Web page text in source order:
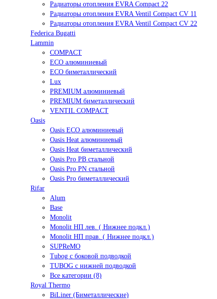
Радиаторы отопления EVRA Compact 22
Радиаторы отопления EVRA Ventil Compact CV 11
Радиаторы отопления EVRA Ventil Compact CV 22
Federica Bugatti
Lammin
COMPACT
ECO алюминиевый
ECO биметаллический
Lux
PREMIUM алюминиевый
PREMIUM биметаллический
VENTIL COMPACT
Oasis
Oasis ECO алюминиевый
Oasis Heat алюминиевый
Oasis Heat биметаллический
Oasis Pro PB стальной
Oasis Pro PN стальной
Oasis Pro биметаллический
Rifar
Alum
Base
Monolit
Monolit НП лев. ( Нижнее подкл.)
Monolit НП прав. ( Нижнее подкл.)
SUPReMO
Tubog с боковой подводкой
TUBOG с нижней подводкой
Все категории (8)
Royal Thermo
BiLiner (Биметаллические)